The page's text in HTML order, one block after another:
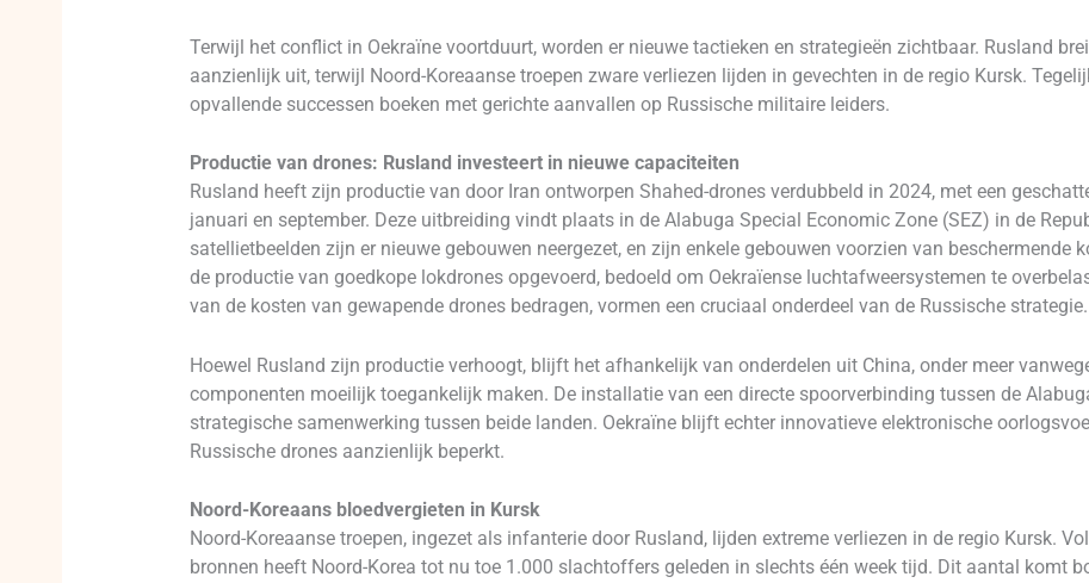
Terwijl het conflict in Oekraïne voortduurt, worden er nieuwe tactieken en strategieën zichtbaar. Rusland
aanzienlijk uit, terwijl Noord-Koreaanse troepen zware verliezen lijden in gevechten in de regio Kursk.
opvallende successen boeken met gerichte aanvallen op Russische militaire leiders.
Productie van drones: Rusland investeert in nieuwe capaciteiten
Rusland heeft zijn productie van door Iran ontworpen Shahed-drones verdubbeld in 2024, met een
januari en september. Deze uitbreiding vindt plaats in de Alabuga Special Economic Zone (SEZ) in de
satellietbeelden zijn er nieuwe gebouwen neergezet, en zijn enkele gebouwen voorzien van beschermende
de productie van goedkope lokdrones opgevoerd, bedoeld om Oekraïense luchtafweersystemen te
van de kosten van gewapende drones bedragen, vormen een cruciaal onderdeel van de Russische strategie.
Hoewel Rusland zijn productie verhoogt, blijft het afhankelijk van onderdelen uit China, onder meer
componenten moeilijk toegankelijk maken. De installatie van een directe spoorverbinding tussen de
strategische samenwerking tussen beide landen. Oekraïne blijft echter innovatieve elektronische
Russische drones aanzienlijk beperkt.
Noord-Koreaans bloedvergieten in Kursk
Noord-Koreaanse troepen, ingezet als infanterie door Rusland, lijden extreme verliezen in de regio Kursk.
bronnen heeft Noord-Korea tot nu toe 1.000 slachtoffers geleden in slechts één week tijd. Dit aantal komt